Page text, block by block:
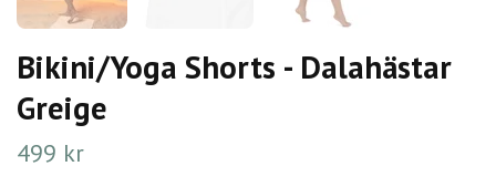
Bikini/Yoga Shorts - Dalahästar
Greige
499 kr